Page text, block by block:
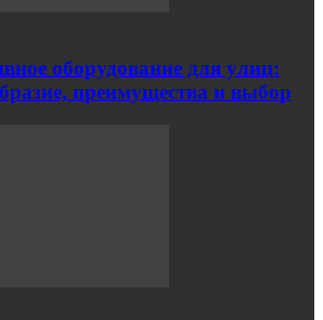
оборудование для улиц:
преимущества и выбор